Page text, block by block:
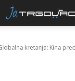
kretanja: Kina